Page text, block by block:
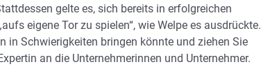
gelte es, sich bereits in erfolgreichen
eigene Tor zu spielen“, wie Welpe es ausdrückte.
in Schwierigkeiten bringen könnte und ziehen Sie
an die Unternehmerinnen und Unternehmer.